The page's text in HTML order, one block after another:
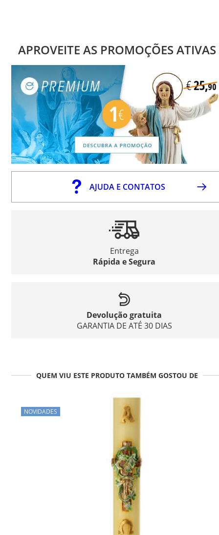
APROVEITE AS PROMOÇÕES ATIVAS
AJUDA E CONTATOS
Entrega
Rápida e Segura
Devolução gratuita
GARANTIA DE ATÉ 30 DIAS
QUEM VIU ESTE PRODUTO TAMBÉM GOSTOU DE
NOVIDADES